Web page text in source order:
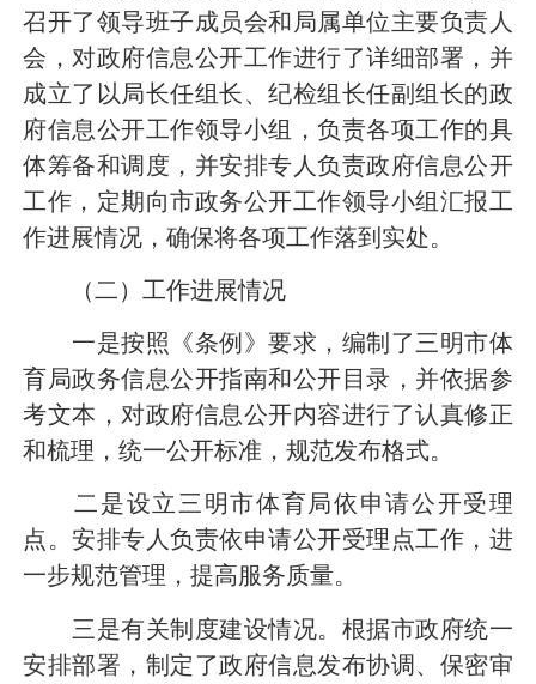
召开了领导班子成员会和局属单位主要负责人
会，对政府信息公开工作进行了详细部署，并
成立了以局长任组长、纪检组长任副组长的政
府信息公开工作领导小组，负责各项工作的具
体筹备和调度，并安排专人负责政府信息公开
工作，定期向市政务公开工作领导小组汇报工
作进展情况，确保将各项工作落到实处。
（二）工作进展情况
一是按照《条例》要求，编制了三明市体
育局政务信息公开指南和公开目录，并依据参
考文本，对政府信息公开内容进行了认真修正
和梳理，统一公开标准，规范发布格式。
二是设立三明市体育局依申请公开受理
点。安排专人负责依申请公开受理点工作，进
一步规范管理，提高服务质量。
三是有关制度建设情况。根据市政府统一
安排部署，制定了政府信息发布协调、保密审